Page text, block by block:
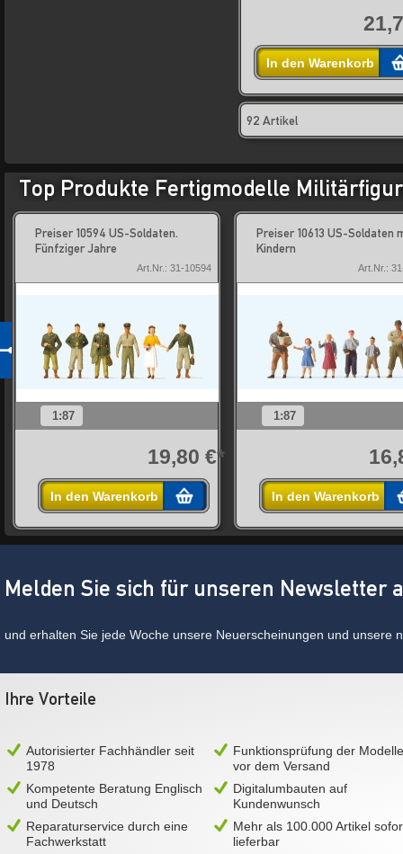
In den Warenkorb
92 Artikel
Top Produkte Fertigmodelle
Preiser 10594 US-Soldaten.
Fünfziger Jahre
Art.Nr.: 31-10594
1:87
19,80 €*
In den Warenkorb
Preiser 10613 US-Soldaten
Kindern
Art.Nr.:
1:87
In den Warenkorb
Melden Sie sich für unseren Newsletter
und erhalten Sie jede Woche unsere Neuerscheinungen und unsere
Ihre Vorteile
Autorisierter Fachhändler seit
1978
Funktionsprüfung der Modelle
vor dem Versand
Kompetente Beratung Englisch
und Deutsch
Digitalumbauten auf
Kundenwunsch
Reparaturservice durch eine
Fachwerkstatt
Mehr als 100.000 Artikel
lieferbar